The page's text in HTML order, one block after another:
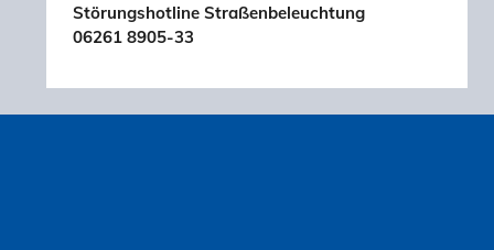
Störungshotline Straßenbeleuchtung
06261 8905-33